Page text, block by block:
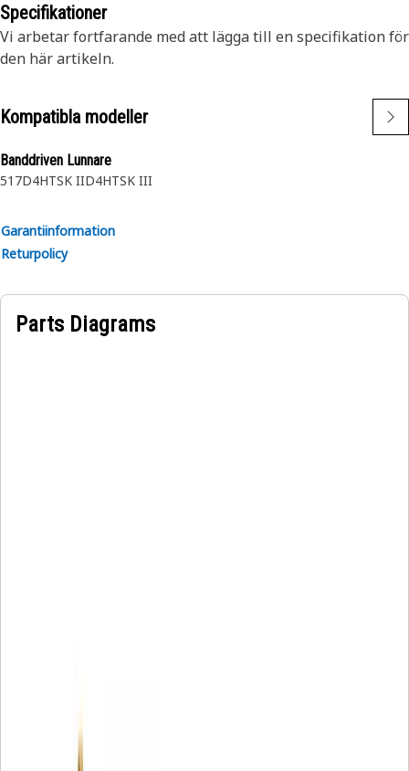
Specifikationer
Vi arbetar fortfarande med att lägga till en specifikation för
den här artikeln.
Kompatibla modeller
Banddriven Lunnare
517D4HTSK IID4HTSK III
Garantiinformation
Returpolicy
Parts Diagrams